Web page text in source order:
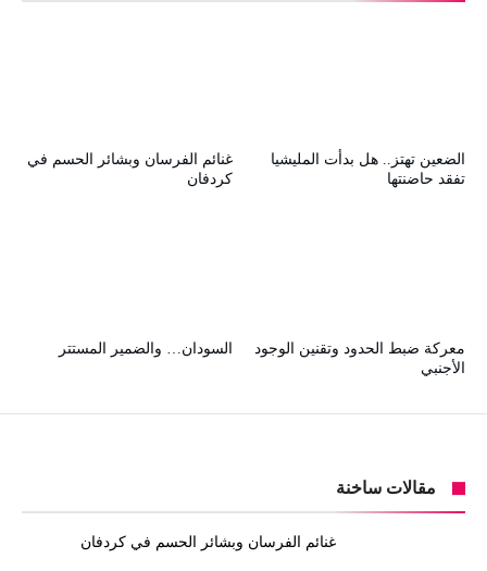
غنائم الفرسان وبشائر الحسم في
كردفان
الضعين تهتز.. هل بدأت المليشيا
تفقد حاضنتها
السودان… والضمير المستتر
معركة ضبط الحدود وتقنين الوجود
الأجنبي
مقالات ساخنة
غنائم الفرسان وبشائر الحسم في كردفان